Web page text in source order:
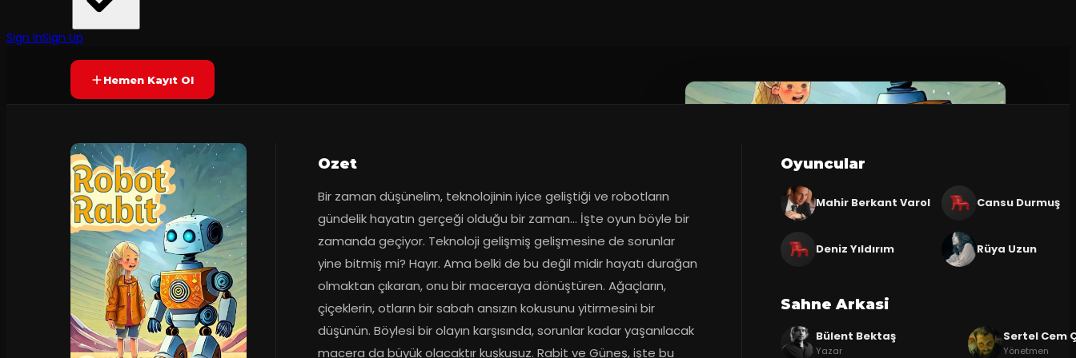
Sign InSign UpYAKINDA Yetersiz oy
Hemen Kayıt Ol
Ozet
Bir zaman düşünelim, teknolojinin iyice geliştiği ve robotların
gündelik hayatın gerçeği olduğu bir zaman... İşte oyun böyle bir
zamanda geçiyor. Teknoloji gelişmiş gelişmesine de sorunlar
yine bitmiş mi? Hayır. Ama belki de bu değil midir hayatı durağan
olmaktan çıkaran, onu bir maceraya dönüştüren. Ağaçların,
çiçeklerin, otların bir sabah ansızın kokusunu yitirmesini bir
düşünün. Böylesi bir olayın karşısında, sorunlar kadar yaşanılacak
macera da büyük olacaktır kuşkusuz. Rabit ve Güneş, işte bu
Oyuncular
Mahir Berkant Varol Cansu Durmuş
Deniz Yıldırım Rüya Uzun
Sahne Arkasi
Bülent Bektaş
Yazar
Sertel Cem
Yönetmen